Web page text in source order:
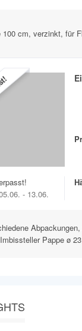
100 cm, verzinkt, für
- 13.06.
Pappe ø